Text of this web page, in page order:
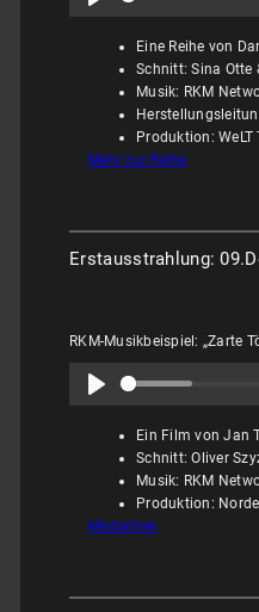
Eine Reihe von
Schnitt: Sina Otte
Musik: RKM
Produktion: WeLT
Mehr zur Reihe
Erstausstrahlung:
RKM-Musikbeispiel: „Zarte
Ein Film von Jan
Schnitt: Oliver
Musik: RKM
Produktion:
Mediathek